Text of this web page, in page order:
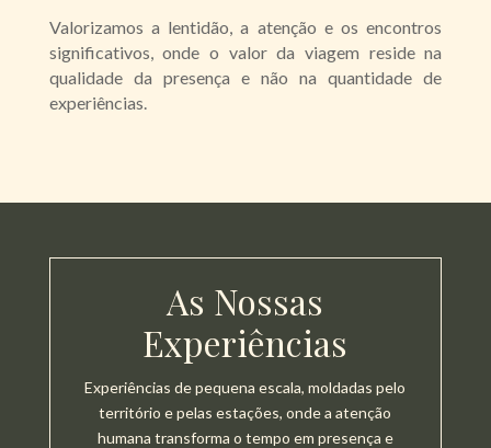
Valorizamos a lentidão, a atenção e os encontros
significativos, onde o valor da viagem reside na
qualidade da presença e não na quantidade de
experiências.
As Nossas
Experiências
Experiências de pequena escala, moldadas pelo
território e pelas estações, onde a atenção
humana transforma o tempo em presença e